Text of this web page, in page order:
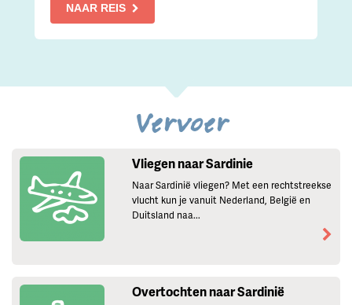
NAAR REIS
Vervoer
Vliegen naar Sardinie
Naar Sardinië vliegen? Met een rechtstreekse
vlucht kun je vanuit Nederland, België en
Duitsland naa...
Overtochten naar Sardinië